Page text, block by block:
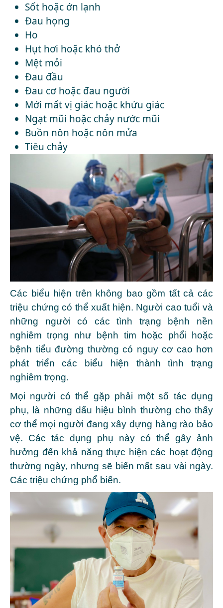
Sốt hoặc ớn lạnh
Đau họng
Ho
Hụt hơi hoặc khó thở
Mệt mỏi
Đau đầu
Đau cơ hoặc đau người
Mới mất vị giác hoặc khứu giác
Ngạt mũi hoặc chảy nước mũi
Buồn nôn hoặc nôn mửa
Tiêu chảy
Các biểu hiện trên không bao gồm tất cả các
triệu chứng có thể xuất hiện. Người cao tuổi và
những người có các tình trạng bệnh nền
nghiêm trọng như bệnh tim hoặc phổi hoặc
bệnh tiểu đường thường có nguy cơ cao hơn
phát triển các biểu hiện thành tình trạng
nghiêm trọng.
Mọi người có thể gặp phải một số tác dụng
phụ, là những dấu hiệu bình thường cho thấy
cơ thể mọi người đang xây dựng hàng rào bảo
vệ. Các tác dụng phụ này có thể gây ảnh
hưởng đến khả năng thực hiện các hoạt động
thường ngày, nhưng sẽ biến mất sau vài ngày.
Các triệu chứng phổ biến.